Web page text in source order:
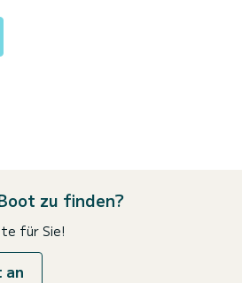
zu finden?
für Sie!
an